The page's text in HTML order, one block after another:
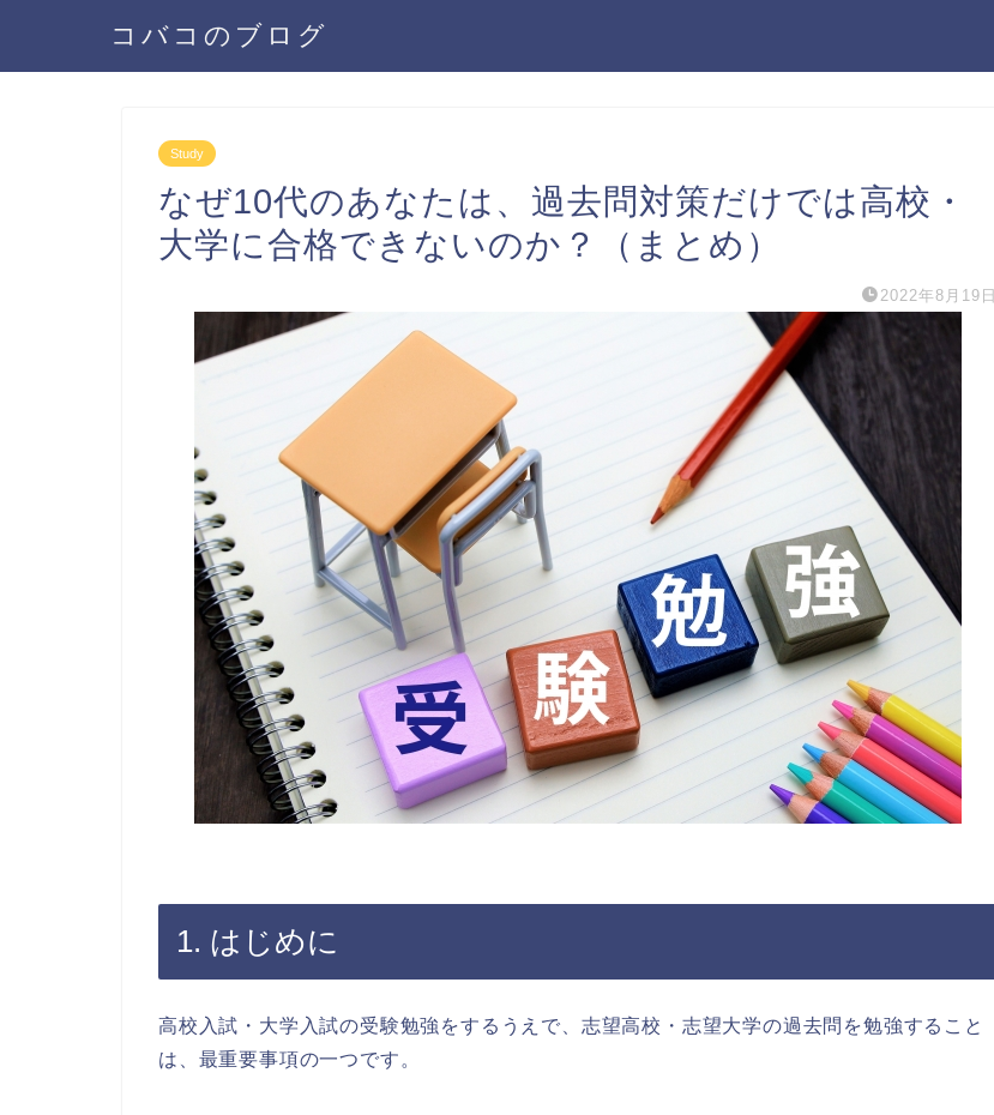
コバコのブログ
Study
なぜ10代のあなたは、過去問対策だけでは高校・
大学に合格できないのか？（まとめ）
2022年8月19日
1. はじめに
高校入試・大学入試の受験勉強をするうえで、志望高校・志望大学の過去問を勉強すること
は、最重要事項の一つです。